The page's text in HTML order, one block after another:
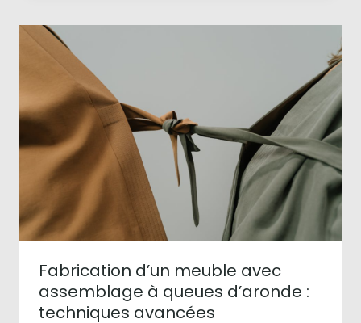
Fabrication d’un meuble avec
assemblage à queues d’aronde :
techniques avancées